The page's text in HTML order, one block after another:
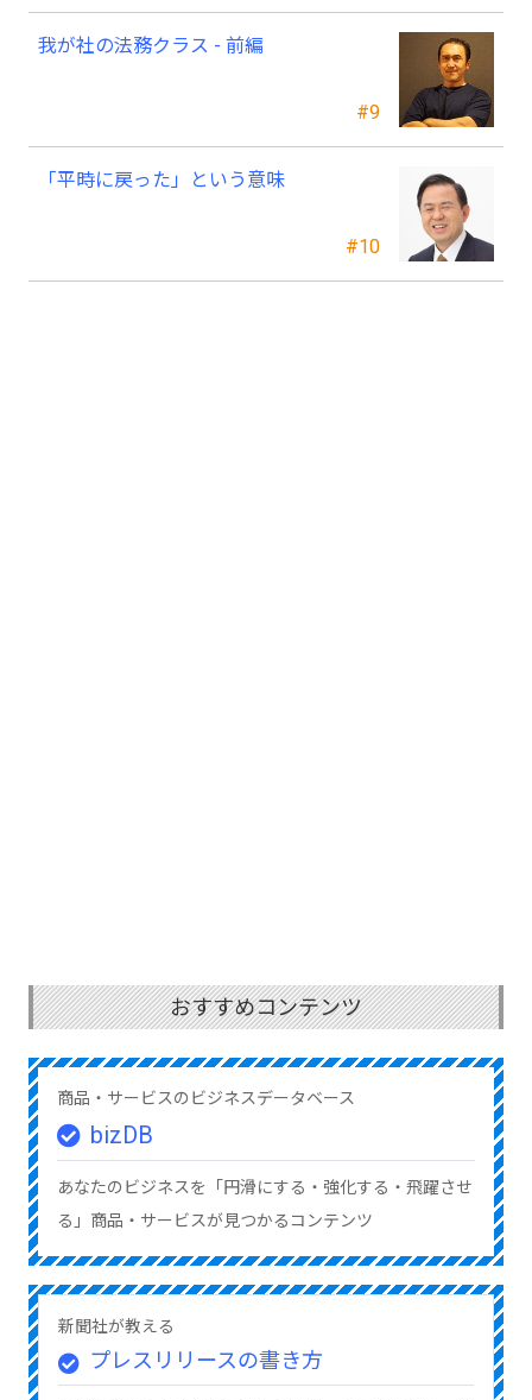
#9
我が社の法務クラス - 前編
#10
「平時に戻った」という意味
おすすめコンテンツ
商品・サービスのビジネスデータベース
bizDB
あなたのビジネスを「円滑にする・強化する・飛躍させ
る」商品・サービスが見つかるコンテンツ
新聞社が教える
プレスリリースの書き方